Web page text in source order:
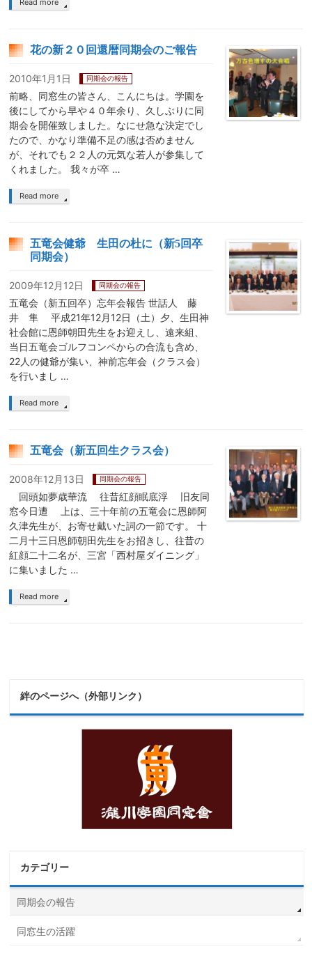
花の新２０回還暦同期会のご報告
2010年1月1日 同期会の報告
前略、同窓生の皆さん、こんにちは。学園を
後にしてから早や４０年余り、久しぶりに同
期会を開催致しました。なにせ急な決定でし
たので、かなり準備不足の感は否めません
が、それでも２２人の元気な若人が参集して
くれました。 我々が卒 …
Read more
五竜会健爺 生田の杜に（新5回卒
同期会）
2009年12月12日 同期会の報告
五竜会（新五回卒）忘年会報告 世話人 藤
井 隼 平成21年12月12日（土）夕、生田神
社会館に恩師朝田先生をお迎えし、遠来組、
当日五竜会ゴルフコンペからの合流も含め、
22人の健爺が集い、神前忘年会（クラス会）
を行いまし …
Read more
五竜会（新五回生クラス会）
2008年12月13日 同期会の報告
回頭如夢歳華流 往昔紅顔眠底浮 旧友同
窓今日遭 上は、三十年前の五竜会に恩師阿
久津先生が、お寄せ戴いた詞の一節です。 十
二月十三日恩師朝田先生をお招きし、往昔の
紅顔二十二名が、三宮「西村屋ダイニング」
に集いました …
Read more
絆のページへ（外部リンク）
カテゴリー
同期会の報告
同窓生の活躍